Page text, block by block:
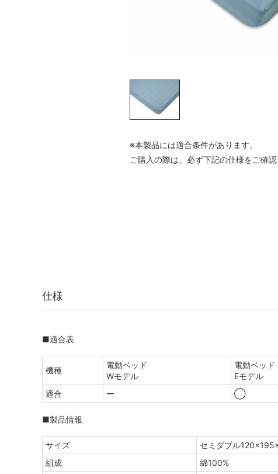
※本製品には適合条件があります。
ご購入の際は、必ず下記の仕様をご確認
仕様
■適合表
機種
電動ベッド
Wモデル
電動ベッド
Eモデル
適合
ー ◯
■製品情報
サイズ
セミダブル
組成
綿100%